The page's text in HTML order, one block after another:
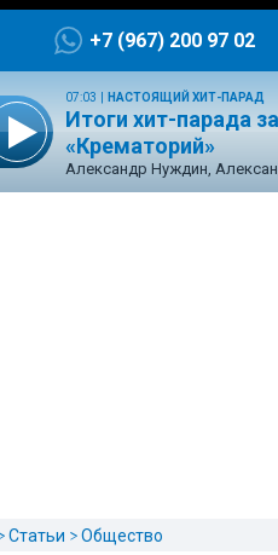
+7 (967) 200 97 02
07:03 НАСТОЯЩИЙ ХИТ-ПАРАД
Итоги хит-парада
«Крематорий»
Александр Нуждин,
Статьи Общество